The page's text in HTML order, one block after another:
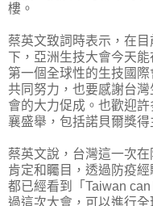
樓。
蔡英文致詞時表示，在
下，亞洲生技大會今天
第一個全球性的生技國
共同努力，也要感謝台
會的大力促成。也歡迎
襄盛舉，包括諾貝爾獎得
蔡英文說，台灣這一次
肯定和矚目，透過防疫
都已經看到「Taiwan
過這次大會，可以進行